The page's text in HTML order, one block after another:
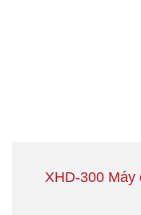
XHD-300 Máy